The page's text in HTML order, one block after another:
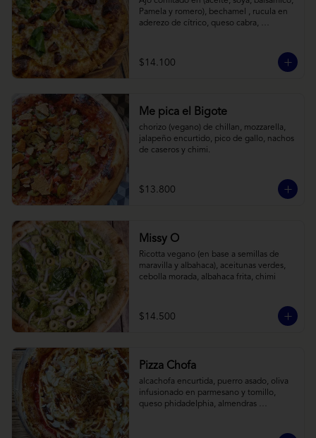
Pamela y romero), bechamel , rucula en
aderezo de cítrico, queso cabra,
$14.100
Me pica el Bigote
chorizo (vegano) de chillan, mozzarella,
jalapeño encurtido, pico de gallo, nachos
de caseros y chimi.
$13.800
Missy O
Ricotta vegano (en base a semillas de
maravilla y albahaca), aceitunas verdes,
cebolla morada, albahaca frita, chimi
$14.500
Pizza Chofa
alcachofa encurtida, puerro asado, oliva
infusionado en parmesano y tomillo,
queso phidadelphia, almendras